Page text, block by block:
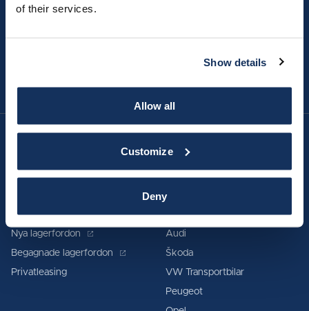
of their services.
Show details
Allow all
Customize
Deny
Alla fordon
Nya lagerfordon
Begagnade lagerfordon
Privatleasing
Volkswagen
Audi
Škoda
VW Transportbilar
Peugeot